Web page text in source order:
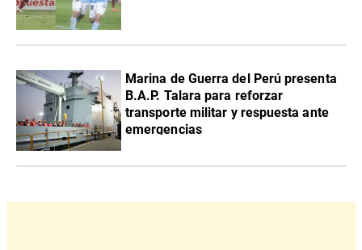
Marina de Guerra del Perú presenta
B.A.P. Talara para reforzar
transporte militar y respuesta ante
emergencias